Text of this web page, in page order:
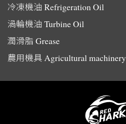
冷凍機油 Refrigeration Oil
渦輪機油 Turbine Oil
潤滑脂 Grease
農用機具 Agricultural machinery